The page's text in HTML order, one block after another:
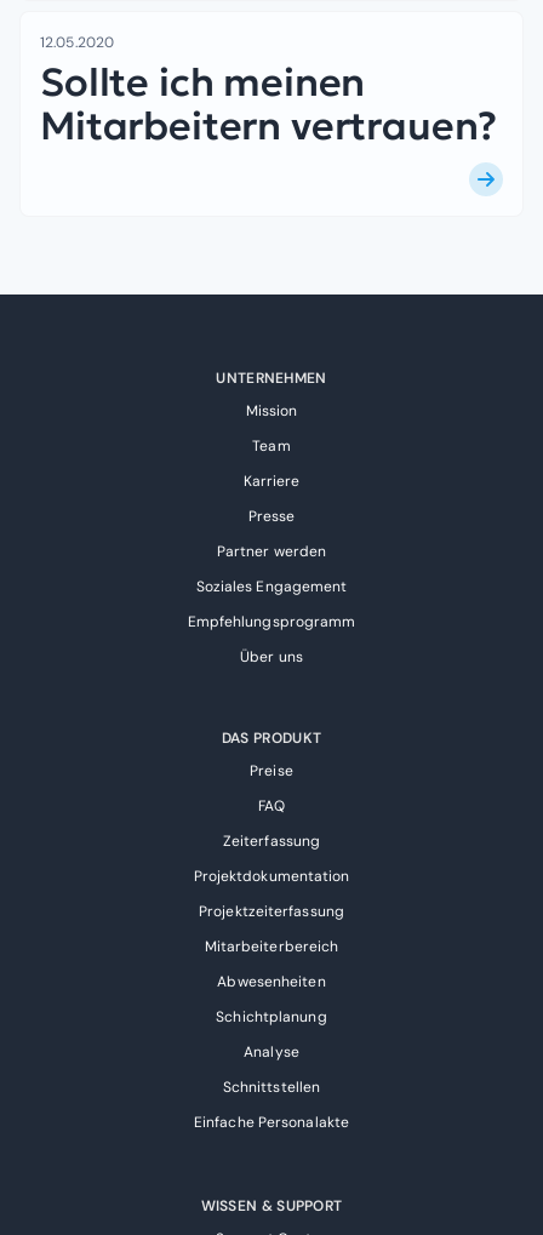
12.05.2020
Sollte ich meinen
Mitarbeitern vertrauen?
UNTERNEHMEN
Mission
Team
Karriere
Presse
Partner werden
Soziales Engagement
Empfehlungsprogramm
Über uns
DAS PRODUKT
Preise
FAQ
Zeiterfassung
Projektdokumentation
Projektzeiterfassung
Mitarbeiterbereich
Abwesenheiten
Schichtplanung
Analyse
Schnittstellen
Einfache Personalakte
WISSEN & SUPPORT